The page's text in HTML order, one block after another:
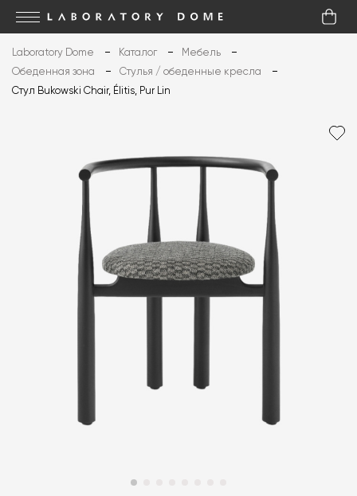
Laboratory Dome Каталог
Мебель
Обеденная зона
Стулья / обеденные кресла
Стул Bukowski Chair, Élitis, Pur Lin